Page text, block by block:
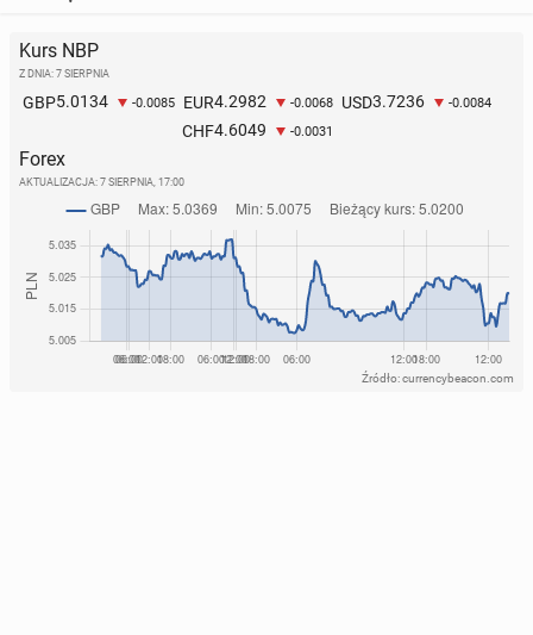
Kurs NBP
Z DNIA: 7 SIERPNIA
GBP5.0134 -0.0085 EUR4.2982 -0.0068 USD3.7236 -0.0084
CHF4.6049 -0.0031
Forex
AKTUALIZACJA: 7 SIERPNIA, 17:00
Źródło: currencybeacon.com